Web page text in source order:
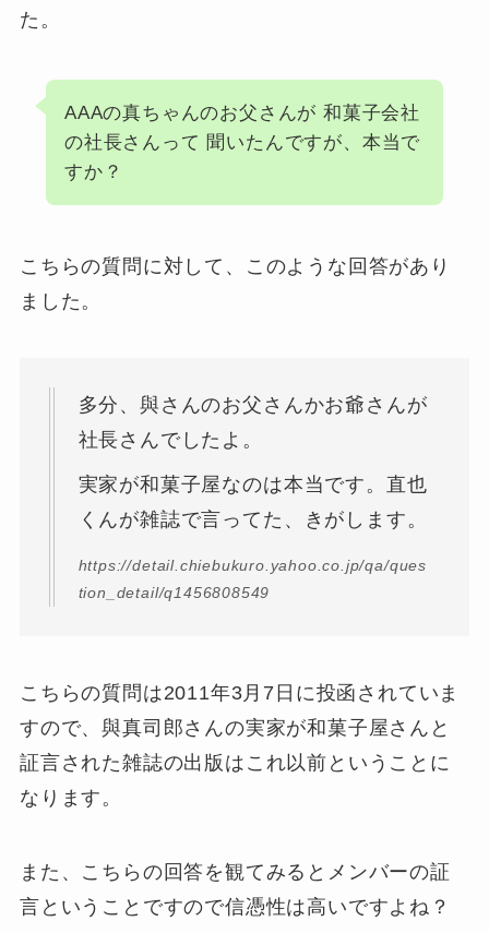
た。
AAAの真ちゃんのお父さんが 和菓子会社
の社長さんって 聞いたんですが、本当で
すか？
こちらの質問に対して、このような回答があり
ました。
多分、與さんのお父さんかお爺さんが
社長さんでしたよ。
実家が和菓子屋なのは本当です。直也
くんが雑誌で言ってた、きがします。
https://detail.chiebukuro.yahoo.co.jp/qa/ques
tion_detail/q1456808549
こちらの質問は2011年3月7日に投函されていま
すので、與真司郎さんの実家が和菓子屋さんと
証言された雑誌の出版はこれ以前ということに
なります。
また、こちらの回答を観てみるとメンバーの証
言ということですので信憑性は高いですよね？